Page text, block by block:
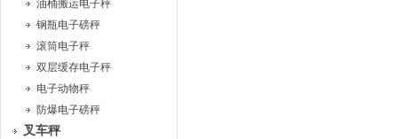
油桶搬运电子秤
钢瓶电子磅秤
滚筒电子秤
双层缓存电子秤
电子动物秤
防爆电子磅秤
叉车秤